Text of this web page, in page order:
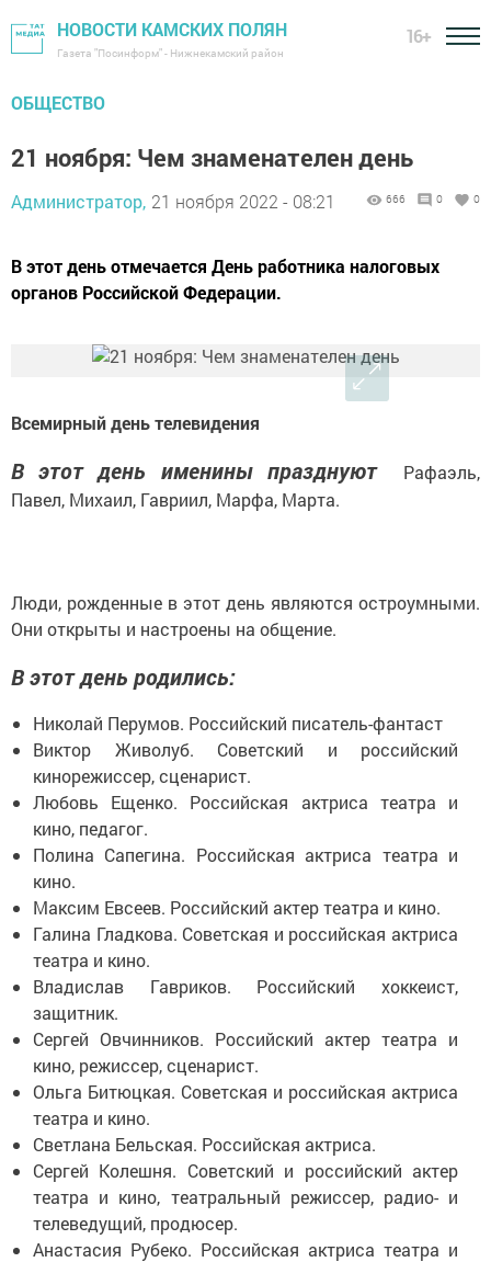
НОВОСТИ КАМСКИХ ПОЛЯН
Газета "Посинформ" - Нижнекамский район
16+
ОБЩЕСТВО
21 ноября: Чем знаменателен день
Администратор, 21 ноября 2022 - 08:21 666 0 0
В этот день отмечается День работника налоговых
органов Российской Федерации.
Всемирный день телевидения
В этот день именины празднуютРафаэль,
Павел, Михаил, Гавриил, Марфа, Марта.
Люди, рожденные в этот день являются остроумными.
Они открыты и настроены на общение.
В этот день родились:
Николай Перумов. Российский писатель-фантаст
Виктор Живолуб. Советский и российский
кинорежиссер, сценарист.
Любовь Ещенко. Российская актриса театра и
кино, педагог.
Полина Сапегина. Российская актриса театра и
кино.
Максим Евсеев. Российский актер театра и кино.
Галина Гладкова. Советская и российская актриса
театра и кино.
Владислав Гавриков. Российский хоккеист,
защитник.
Сергей Овчинников. Российский актер театра и
кино, режиссер, сценарист.
Ольга Битюцкая. Советская и российская актриса
театра и кино.
Светлана Бельская. Российская актриса.
Сергей Колешня. Советский и российский актер
театра и кино, театральный режиссер, радио- и
телеведущий, продюсер.
Анастасия Рубеко. Российская актриса театра и